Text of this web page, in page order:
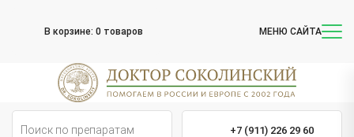
В корзине: 0 товаров МЕНЮ САЙТА
+7 (911) 226 29 60